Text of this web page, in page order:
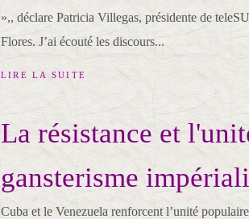
»,, déclare Patricia Villegas, présidente de
Flores. J’ai écouté les discours...
LIRE LA SUITE
La résistance et
gansterisme
Cuba et le Venezuela renforcent l’unité